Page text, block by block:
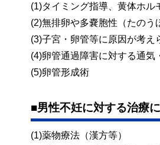
(1)タイミング指導、黄体ホル
(2)無排卵や多嚢胞性（たのう
(3)子宮・卵管等に原因が考
(4)卵管通過障害に対する通気
(5)卵管形成術
■男性不妊に対する治療
(1)薬物療法（漢方等）